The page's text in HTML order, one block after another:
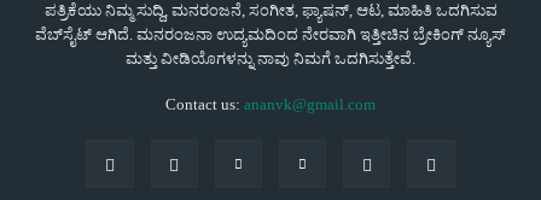
ಪತ್ರಿಕೆಯು ನಿಮ್ಮ ಸುದ್ದಿ, ಮನರಂಜನೆ, ಸಂಗೀತ, ಫ್ಯಾಷನ್, ಆಟ, ಮಾಹಿತಿ ಒದಗಿಸುವ
ವೆಬ್‌ಸೈಟ್ ಆಗಿದೆ. ಮನರಂಜನಾ ಉದ್ಯಮದಿಂದ ನೇರವಾಗಿ ಇತ್ತೀಚಿನ ಬ್ರೇಕಿಂಗ್ ನ್ಯೂಸ್
ಮತ್ತು ವೀಡಿಯೊಗಳನ್ನು ನಾವು ನಿಮಗೆ ಒದಗಿಸುತ್ತೇವೆ.
Contact us: ananvk@gmail.com